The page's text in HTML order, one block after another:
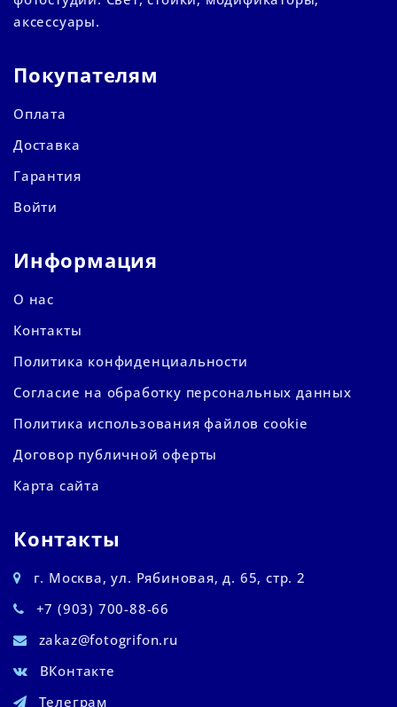
аксессуары.
Покупателям
Оплата
Доставка
Гарантия
Войти
Информация
О нас
Контакты
Политика конфиденциальности
Согласие на обработку персональных данных
Политика использования файлов cookie
Договор публичной оферты
Карта сайта
Контакты
г. Москва, ул. Рябиновая, д. 65, стр. 2
+7 (903) 700-88-66
zakaz@fotogrifon.ru
ВКонтакте
Телеграм